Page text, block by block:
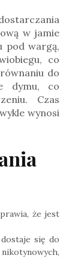
w jamie
pod wargą,
co
do
dymu, co
Czas
wynosi
że jest
się do